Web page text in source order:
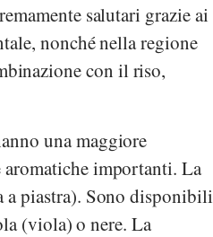
salutari grazie ai
nonché nella regione
con il riso,
una maggiore
aromatiche importanti. La
a piastra). Sono disponibili
(viola) o nere. La